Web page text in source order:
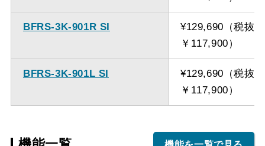
BFRS-3K-901R SI
¥129,690（税抜
￥117,900）
BFRS-3K-901L SI
¥129,690（税抜
￥117,900）